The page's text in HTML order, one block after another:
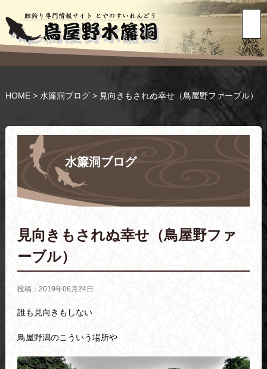
HOME> 水簾洞ブログ> 見向きもされぬ幸せ（鳥屋野ファーブル）
水簾洞ブログ
見向きもされぬ幸せ（鳥屋野ファ
ーブル）
投稿：2019年06月24日
誰も見向きもしない
鳥屋野潟のこういう場所や